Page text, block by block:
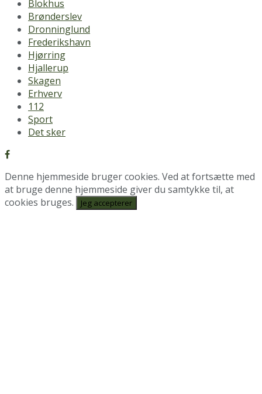
Blokhus
Brønderslev
Dronninglund
Frederikshavn
Hjørring
Hjallerup
Skagen
Erhverv
112
Sport
Det sker
Denne hjemmeside bruger cookies. Ved at fortsætte med
at bruge denne hjemmeside giver du samtykke til, at
cookies bruges.
Jeg accepterer